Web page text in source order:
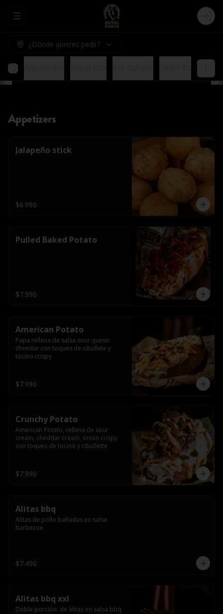
Abrir menu de navegación Login
¿Dónde quieres pedir?
Appetizers
Jalapeño stick
$6.990
Pulled Baked Potato
$7.990
American Potato
Papa rellena de salsa sour queso
cheedar con toques de cibullete y
tocino crispy
$7.990
Crunchy Potato
American Potato, rellena de sour
cream, cheddar cream, onion crispy
con toques de tocino y cibullette
$7.990
Alitas bbq
Alitas de pollo bañadas en salsa
barbecue
$7.490
Alitas bbq xxl
Doble porción  de alitas en salsa bbq